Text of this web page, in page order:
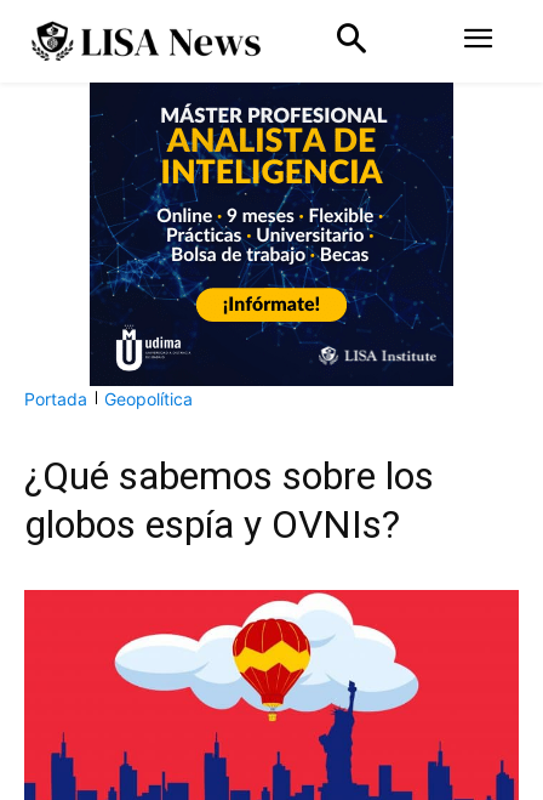
Portada Geopolítica
¿Qué sabemos sobre los
globos espía y OVNIs?